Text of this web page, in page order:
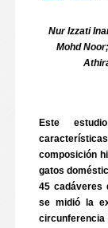
Nur Izzati
Mohd
Este
composición
gatos
45 cadáveres
se midió la